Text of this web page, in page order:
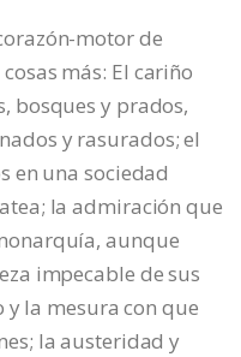
motor de
más: El cariño
bosques y prados,
y rasurados; el
en una sociedad
la admiración que
aunque
impecable de sus
y la mesura con que
la austeridad y